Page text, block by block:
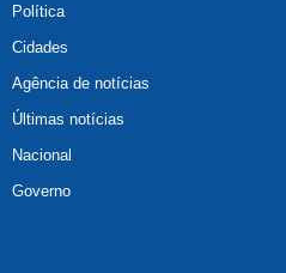
Política
Cidades
Agência de notícias
Últimas notícias
Nacional
Governo